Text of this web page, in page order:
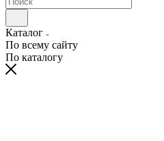
Каталог
По всему сайту
По каталогу